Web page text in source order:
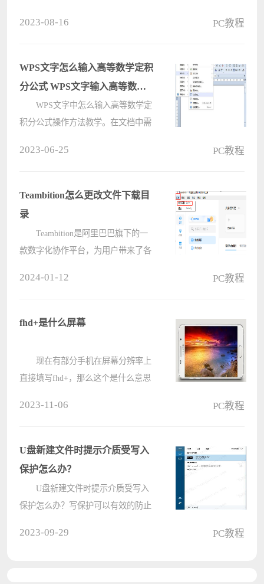
法，让我们一起来下文看看吧。
????
2023-08-16 PC教程
WPS文字怎么输入高等数学定积
分公式 WPS文字输入高等数学
定积分公式方法
WPS文字中怎么输入高等数学定
积分公式操作方法教学。在文档中需
编写这些复杂的公式，那么接下来我
们就????
2023-06-25 PC教程
Teambition怎么更改文件下载目
录
Teambition是阿里巴巴旗下的一
款数字化协作平台，为用户带来了各
吗，下面电脑系统之家小编就给大家
2024-01-12 PC教程
fhd+是什么屏幕
现在有部分手机在屏幕分辨率上
直接填写fhd+，那么这个是什么意思
辨率。 fhd+是什么屏幕????
2023-11-06 PC教程
U盘新建文件时提示介质受写入
保护怎么办？
U盘新建文件时提示介质受写入
保护怎么办？写保护可以有效的防止
2023-09-29 PC教程